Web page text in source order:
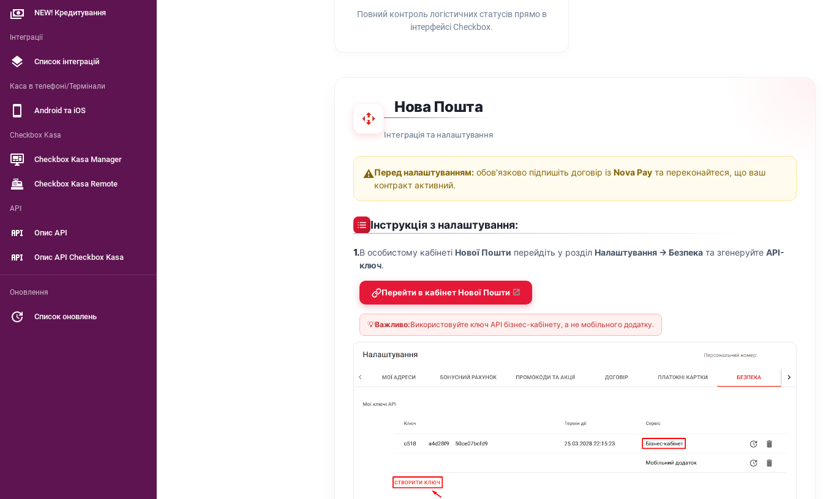
NEW! Кредитування
Інтеграції
Список інтеграцій
Каса в телефоні/Термінали
Android та iOS
Checkbox Kasa
Checkbox Kasa Manager
Checkbox Kasa Remote
API
Опис API
Опис API Checkbox Kasa
Оновлення
Список оновлень
Повний контроль логістичних статусів прямо в
інтерфейсі Checkbox.
Нова Пошта
Інтеграція та налаштування
⚠️Перед налаштуванням: обов'язково підпишіть договір із Nova Pay та переконайтеся, що ваш
контракт активний.
Інструкція з налаштування:
1.В особистому кабінеті Нової Пошти перейдіть у розділ Налаштування → Безпека та згенеруйте API-
ключ.
Перейти в кабінет Нової Пошти
💡Важливо:Використовуйте ключ АРІ бізнес-кабінету, а не мобільного додатку.